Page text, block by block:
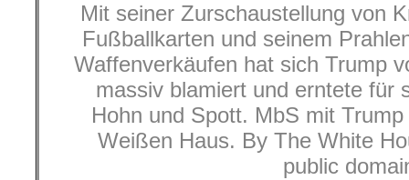
Mit seiner Zurschaustellung von
Fußballkarten und seinem
Waffenverkäufen hat sich Trump
massiv blamiert und erntete für
Hohn und Spott. MbS mit
Weißen Haus. By The White
public